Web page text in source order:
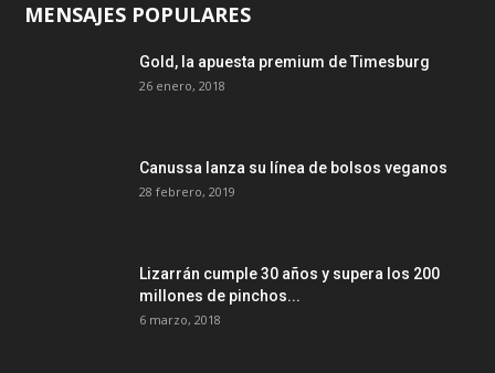
MENSAJES POPULARES
Gold, la apuesta premium de Timesburg
26 enero, 2018
Canussa lanza su línea de bolsos veganos
28 febrero, 2019
Lizarrán cumple 30 años y supera los 200
millones de pinchos...
6 marzo, 2018